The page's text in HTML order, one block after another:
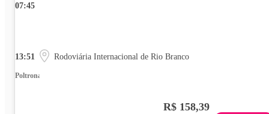
07:45
13:51 Rodoviária Internacional de Rio Branco
Poltrona
R$ 158,39